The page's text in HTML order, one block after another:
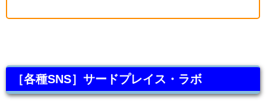
［各種SNS］サードプレイス・ラボ